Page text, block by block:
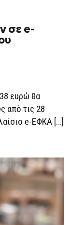
σε e-
ευρώ θα
από τις 28
e-ΕΦΚΑ […]